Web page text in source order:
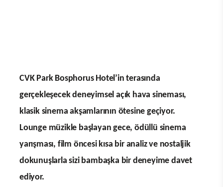
CVK Park Bosphorus Hotel’in terasında
gerçekleşecek deneyimsel açık hava sineması,
klasik sinema akşamlarının ötesine geçiyor.
Lounge müzikle başlayan gece, ödüllü sinema
yarışması, film öncesi kısa bir analiz ve nostaljik
dokunuşlarla sizi bambaşka bir deneyime davet
ediyor.